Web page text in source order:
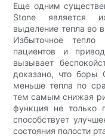
Еще одним
Stone является
выделение тепла во
Избыточное
пациентов и
вызывает
доказано, что боры
меньше тепла по
тем самым снижая
функция не только
способствует
состояния полости